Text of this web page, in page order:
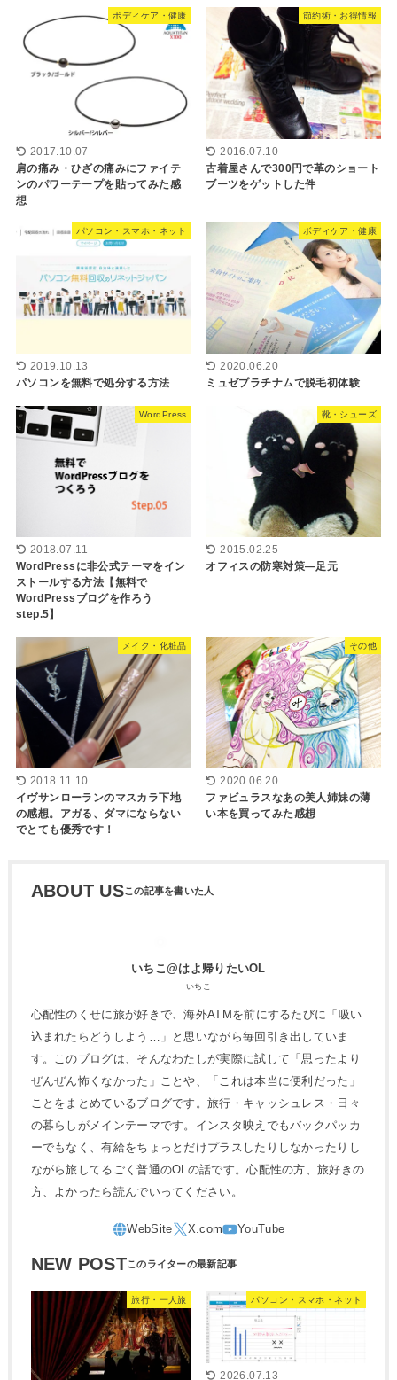
ボディケア・健康
2017.10.07
肩の痛み・ひざの痛みにファイテ
ンのパワーテープを貼ってみた感
想
節約術・お得情報
2016.07.10
古着屋さんで300円で革のショート
ブーツをゲットした件
パソコン・スマホ・ネット
2019.10.13
パソコンを無料で処分する方法
ボディケア・健康
2020.06.20
ミュゼプラチナムで脱毛初体験
WordPress
2018.07.11
WordPressに非公式テーマをイン
ストールする方法【無料で
WordPressブログを作ろう
step.5】
靴・シューズ
2015.02.25
オフィスの防寒対策―足元
メイク・化粧品
2018.11.10
イヴサンローランのマスカラ下地
の感想。アガる、ダマにならない
でとても優秀です！
その他
2020.06.20
ファビュラスなあの美人姉妹の薄
い本を買ってみた感想
ABOUT US
いちこ@はよ帰りたいOL
いちこ
心配性のくせに旅が好きで、海外ATMを前にするたびに「吸い
込まれたらどうしよう…」と思いながら毎回引き出していま
す。このブログは、そんなわたしが実際に試して「思ったより
ぜんぜん怖くなかった」ことや、「これは本当に便利だった」
ことをまとめているブログです。旅行・キャッシュレス・日々
の暮らしがメインテーマです。インスタ映えでもバックパッカ
ーでもなく、有給をちょっとだけプラスしたりしなかったりし
ながら旅してるごく普通のOLの話です。心配性の方、旅好きの
方、よかったら読んでいってください。
NEW POST
旅行・一人旅 パソコン・スマホ・ネット
2026.07.13